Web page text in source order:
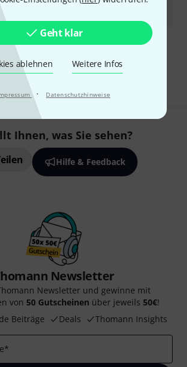
Geht klar
ablehnen Weitere Infos
· Datenschutzhinweise
Anfrage
Kostenloser Versand ab 29 €
Alle Preise inkl. MwSt.
Ihnen, was Sie sehen?
Hilfe & Feedback
Newsletter
Newsletter und gewinne mit
von 50 Gutscheinen über jeweils 50€!
Beiträge
Deals Thomann Insights
*